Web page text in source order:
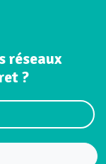
réseaux
?